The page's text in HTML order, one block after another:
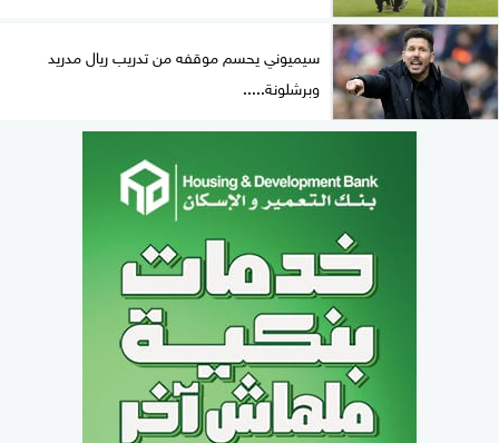
سيميوني يحسم موقفه من تدريب ريال مدريد
وبرشلونة.....